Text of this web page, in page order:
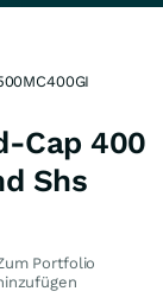
Cap 400
Shs
Portfolio